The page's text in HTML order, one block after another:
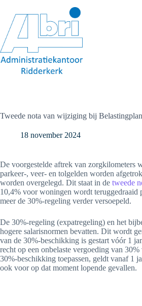
inhoud
Tweede nota van wijziging bij
18 november 2024
De voorgestelde aftrek van zorgkilometers
parkeer-, veer- en tolgelden worden
worden overgelegd. Dit staat in de tweede
10,4% voor woningen wordt teruggedraaid
meer de 30%-regeling verder versoepeld.
De 30%-regeling (expatregeling) en het
hogere salarisnormen bevatten. Dit wordt
van de 30%-beschikking is gestart vóór 1
recht op een onbelaste vergoeding van
30%-beschikking toepassen, geldt vanaf 1
ook voor op dat moment lopende gevallen.